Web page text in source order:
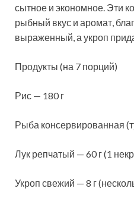
сытное и экономное. Эти
рыбный вкус и аромат,
выраженный, а укроп
Продукты (на 7 порций)
Рис — 180 г
Рыба консервированная
Лук репчатый — 60 г (1
Укроп свежий — 8 г